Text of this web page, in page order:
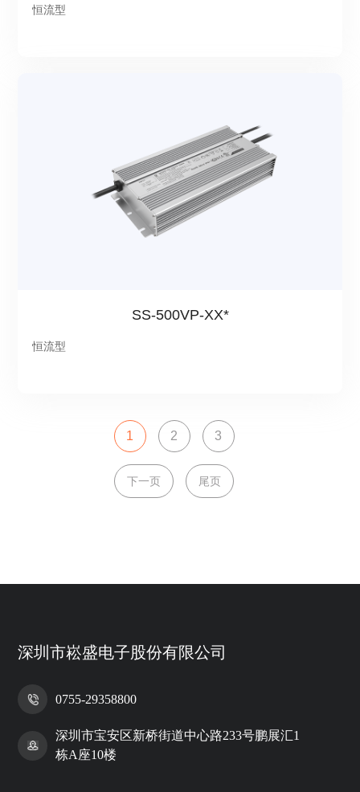
恒流型
SS-500VP-XX*
恒流型
1 2 3
下一页 尾页
深圳市崧盛电子股份有限公司
0755-29358800
深圳市宝安区新桥街道中心路233号鹏展汇1
栋A座10楼